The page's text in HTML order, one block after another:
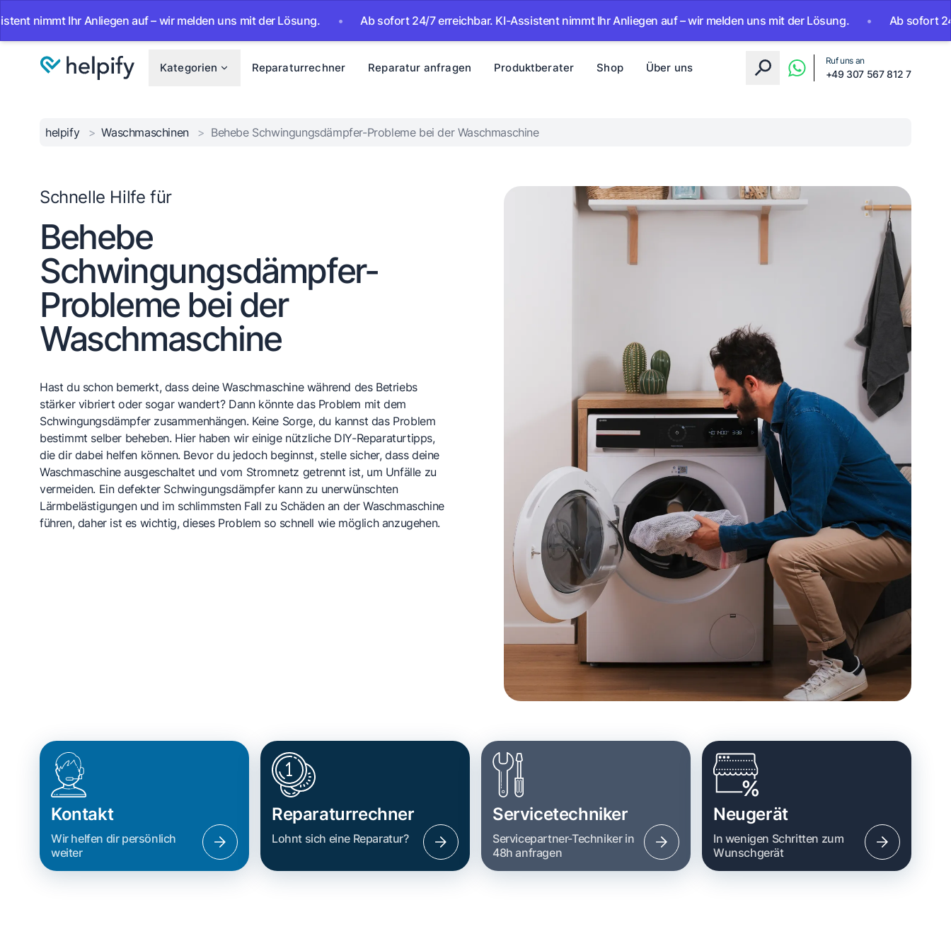
Ihr Anliegen auf – wir melden uns mit der Lösung. • Ab sofort 24/7 erreichbar. KI-Assistent nimmt Ihr Anliegen auf – wir melden uns mit der Lösung. • Ab sofort 24/7
Kategorien Reparaturrechner Reparatur anfragen Produktberater Shop Über uns
Ruf uns an
+49 307 567 812 7
helpify > Waschmaschinen > Behebe Schwingungsdämpfer-Probleme bei der Waschmaschine
Schnelle Hilfe für
Behebe
Schwingungsdämpfer-
Probleme bei der
Waschmaschine
Hast du schon bemerkt, dass deine Waschmaschine während des Betriebs
stärker vibriert oder sogar wandert? Dann könnte das Problem mit dem
Schwingungsdämpfer zusammenhängen. Keine Sorge, du kannst das Problem
bestimmt selber beheben. Hier haben wir einige nützliche DIY-Reparaturtipps,
die dir dabei helfen können. Bevor du jedoch beginnst, stelle sicher, dass deine
Waschmaschine ausgeschaltet und vom Stromnetz getrennt ist, um Unfälle zu
vermeiden. Ein defekter Schwingungsdämpfer kann zu unerwünschten
Lärmbelästigungen und im schlimmsten Fall zu Schäden an der Waschmaschine
führen, daher ist es wichtig, dieses Problem so schnell wie möglich anzugehen.
Kontakt
Wir helfen dir persönlich
weiter
Reparaturrechner
Lohnt sich eine Reparatur?
Servicetechniker
Servicepartner-Techniker in
48h anfragen
Neugerät
In wenigen Schritten zum
Wunschgerät